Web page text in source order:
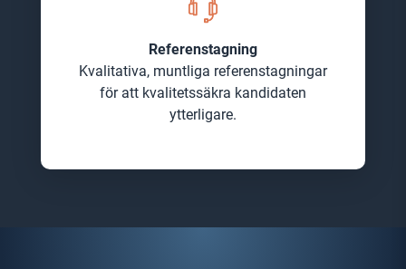
Referenstagning
Kvalitativa, muntliga referenstagningar
för att kvalitetssäkra kandidaten
ytterligare.